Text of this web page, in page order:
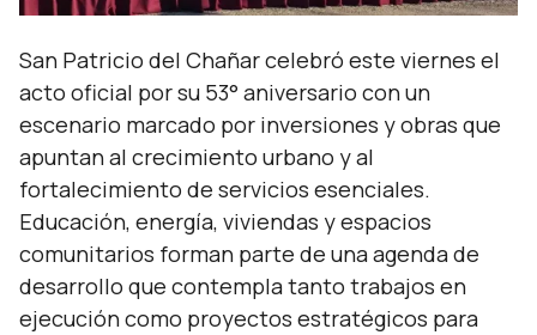
San Patricio del Chañar celebró este viernes el
acto oficial por su 53° aniversario con un
escenario marcado por inversiones y obras que
apuntan al crecimiento urbano y al
fortalecimiento de servicios esenciales.
Educación, energía, viviendas y espacios
comunitarios forman parte de una agenda de
desarrollo que contempla tanto trabajos en
ejecución como proyectos estratégicos para